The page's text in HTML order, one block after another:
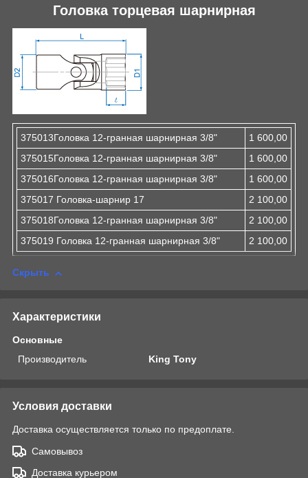
Головка торцевая шарнирная
375013Головка 12-гранная шарнирная 3/8"
1 600,00
375015Головка 12-гранная шарнирная 3/8"
1 600,00
375016Головка 12-гранная шарнирная 3/8"
1 600,00
375017 Головка-шарнир 17
2 100,00
375018Головка 12-гранная шарнирная 3/8"
2 100,00
375019 Головка 12-гранная шарнирная 3/8"
2 100,00
Скрыть
Характеристики
Основные
Производитель
King Tony
Условия доставки
Доставка осуществляется только по предоплате.
Самовывоз
Доставка курьером